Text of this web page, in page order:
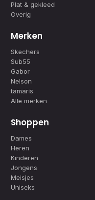
Plat & gekleed
Overig
Merken
Skechers
Sub55
Gabor
Nelson
tamaris
Alle merken
Shoppen
Dames
Heren
Kinderen
Jongens
Meisjes
Uniseks